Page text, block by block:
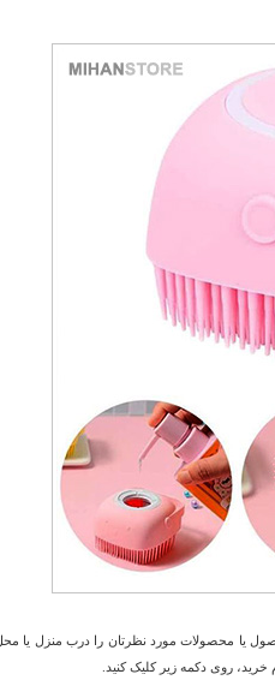
یا محصولات مورد نظرتان را درب منزل یا
روی دکمه زیر کلیک کنید.